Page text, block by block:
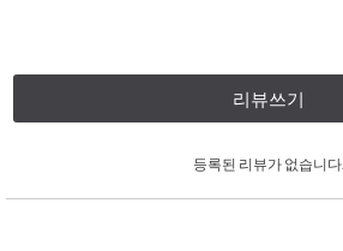
리뷰쓰기
등록된 리뷰가 없습니다.